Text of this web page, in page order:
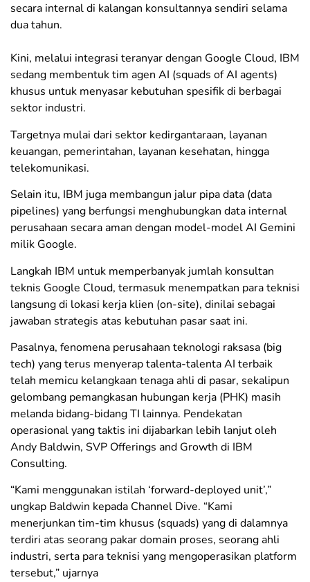
secara internal di kalangan konsultannya sendiri selama
dua tahun.
Kini, melalui integrasi teranyar dengan Google Cloud, IBM
sedang membentuk tim agen AI (squads of AI agents)
khusus untuk menyasar kebutuhan spesifik di berbagai
sektor industri.
Targetnya mulai dari sektor kedirgantaraan, layanan
keuangan, pemerintahan, layanan kesehatan, hingga
telekomunikasi.
Selain itu, IBM juga membangun jalur pipa data (data
pipelines) yang berfungsi menghubungkan data internal
perusahaan secara aman dengan model-model AI Gemini
milik Google.
​Langkah IBM untuk memperbanyak jumlah konsultan
teknis Google Cloud, termasuk menempatkan para teknisi
langsung di lokasi kerja klien (on-site), dinilai sebagai
jawaban strategis atas kebutuhan pasar saat ini.
Pasalnya, fenomena perusahaan teknologi raksasa (big
tech) yang terus menyerap talenta-talenta AI terbaik
telah memicu kelangkaan tenaga ahli di pasar, sekalipun
gelombang pemangkasan hubungan kerja (PHK) masih
melanda bidang-bidang TI lainnya. ​Pendekatan
operasional yang taktis ini dijabarkan lebih lanjut oleh
Andy Baldwin, SVP Offerings and Growth di IBM
Consulting.
​“Kami menggunakan istilah ‘forward-deployed unit’,”
ungkap Baldwin kepada Channel Dive. “Kami
menerjunkan tim-tim khusus (squads) yang di dalamnya
terdiri atas seorang pakar domain proses, seorang ahli
industri, serta para teknisi yang mengoperasikan platform
tersebut,” ujarnya